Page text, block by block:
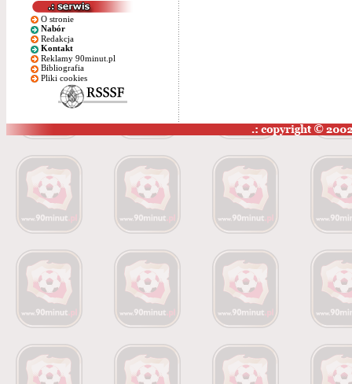
O stronie
Nabór
Redakcja
Kontakt
Reklamy 90minut.pl
Bibliografia
Pliki cookies